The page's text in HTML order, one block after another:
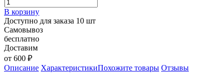
В корзину
Доступно для заказа 10 шт
Самовывоз
бесплатно
Доставим
от 600 ₽
Описание ХарактеристикиПохожите товары Отзывы